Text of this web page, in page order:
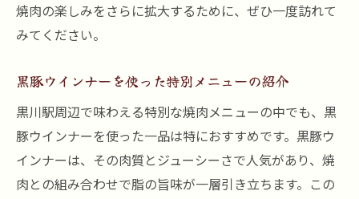
美味しさを引き出すためのおすすめペアリ
ング
見
黒川駅の焼肉店で味わう特別な組み合わせ
黒豚ウインナーで広がる焼肉の世界
一口で広がる味の可能性
焼肉の楽しみをさらに拡大するために、ぜひ一度訪れて
みてください。
黒豚ウインナーを使った特別メニューの紹介
黒川駅周辺で味わえる特別な焼肉メニューの中でも、黒
豚ウインナーを使った一品は特におすすめです。黒豚ウ
インナーは、その肉質とジューシーさで人気があり、焼
肉との組み合わせで脂の旨味が一層引き立ちます。この